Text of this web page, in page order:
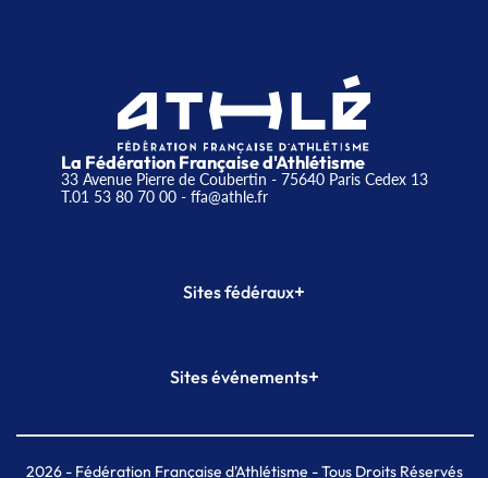
La Fédération Française d'Athlétisme
33 Avenue Pierre de Coubertin - 75640 Paris Cedex 13
T.01 53 80 70 00- ffa@athle.fr
Sites fédéraux+
Plateforme Formation
Sites événements+
Meeting de Paris indoor
MAIF Ekiden de Paris
2026- Fédération Française d'Athlétisme - Tous Droits Réservés